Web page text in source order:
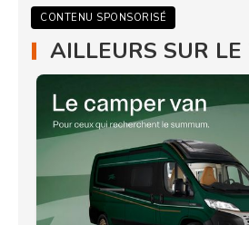
CONTENU SPONSORISÉ
AILLEURS SUR